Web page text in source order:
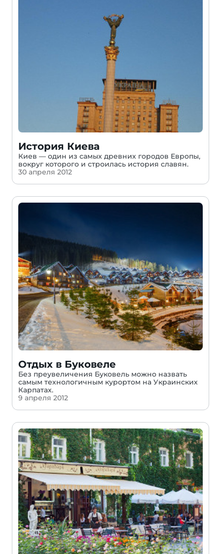
История Киева
Киев — один из самых древних городов Европы,
вокруг которого и строилась история славян.
30 апреля 2012
Отдых в Буковеле
Без преувеличения Буковель можно назвать
самым технологичным курортом на Украинских
Карпатах.
9 апреля 2012